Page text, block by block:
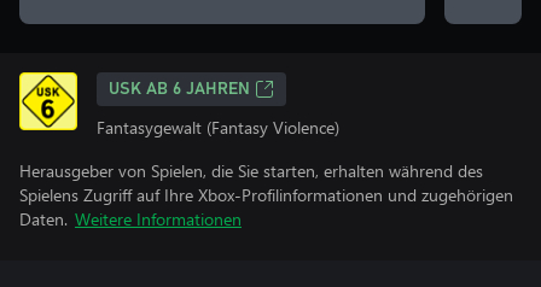
USK AB 6 JAHREN
Fantasygewalt (Fantasy Violence)
Herausgeber von Spielen, die Sie starten, erhalten während des
Spielens Zugriff auf Ihre Xbox-Profilinformationen und zugehörigen
Daten. Weitere Informationen